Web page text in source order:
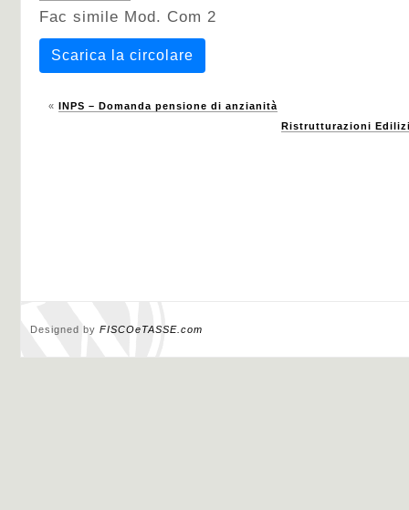
Fac simile Mod. Com 2
Scarica la circolare
« INPS – Domanda pensione di anzianità
Ristrutturazioni
Designed by FISCOeTASSE.com